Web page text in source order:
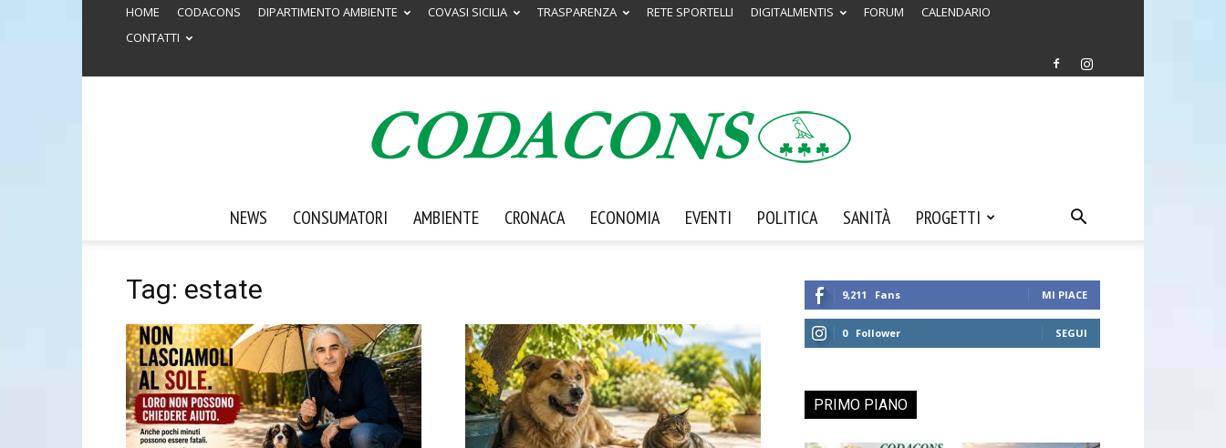
HOME CODACONS DIPARTIMENTO AMBIENTE COVASI SICILIA TRASPARENZA RETE SPORTELLI DIGITALMENTIS FORUM
CALENDARIO
CONTATTI
Codacons
Sicilia
NEWS CONSUMATORI AMBIENTE CRONACA ECONOMIA EVENTI POLITICA SANITÀ PROGETTI
Tag: estate 9,211 Fans MI PIACE
0 Follower SEGUI
PRIMO PIANO